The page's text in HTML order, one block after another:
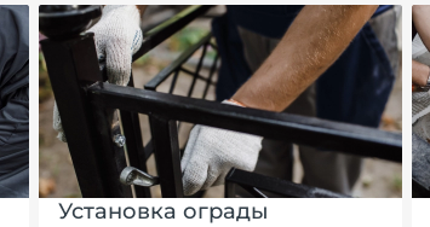
Установка ограды